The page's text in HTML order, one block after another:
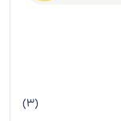
(3)